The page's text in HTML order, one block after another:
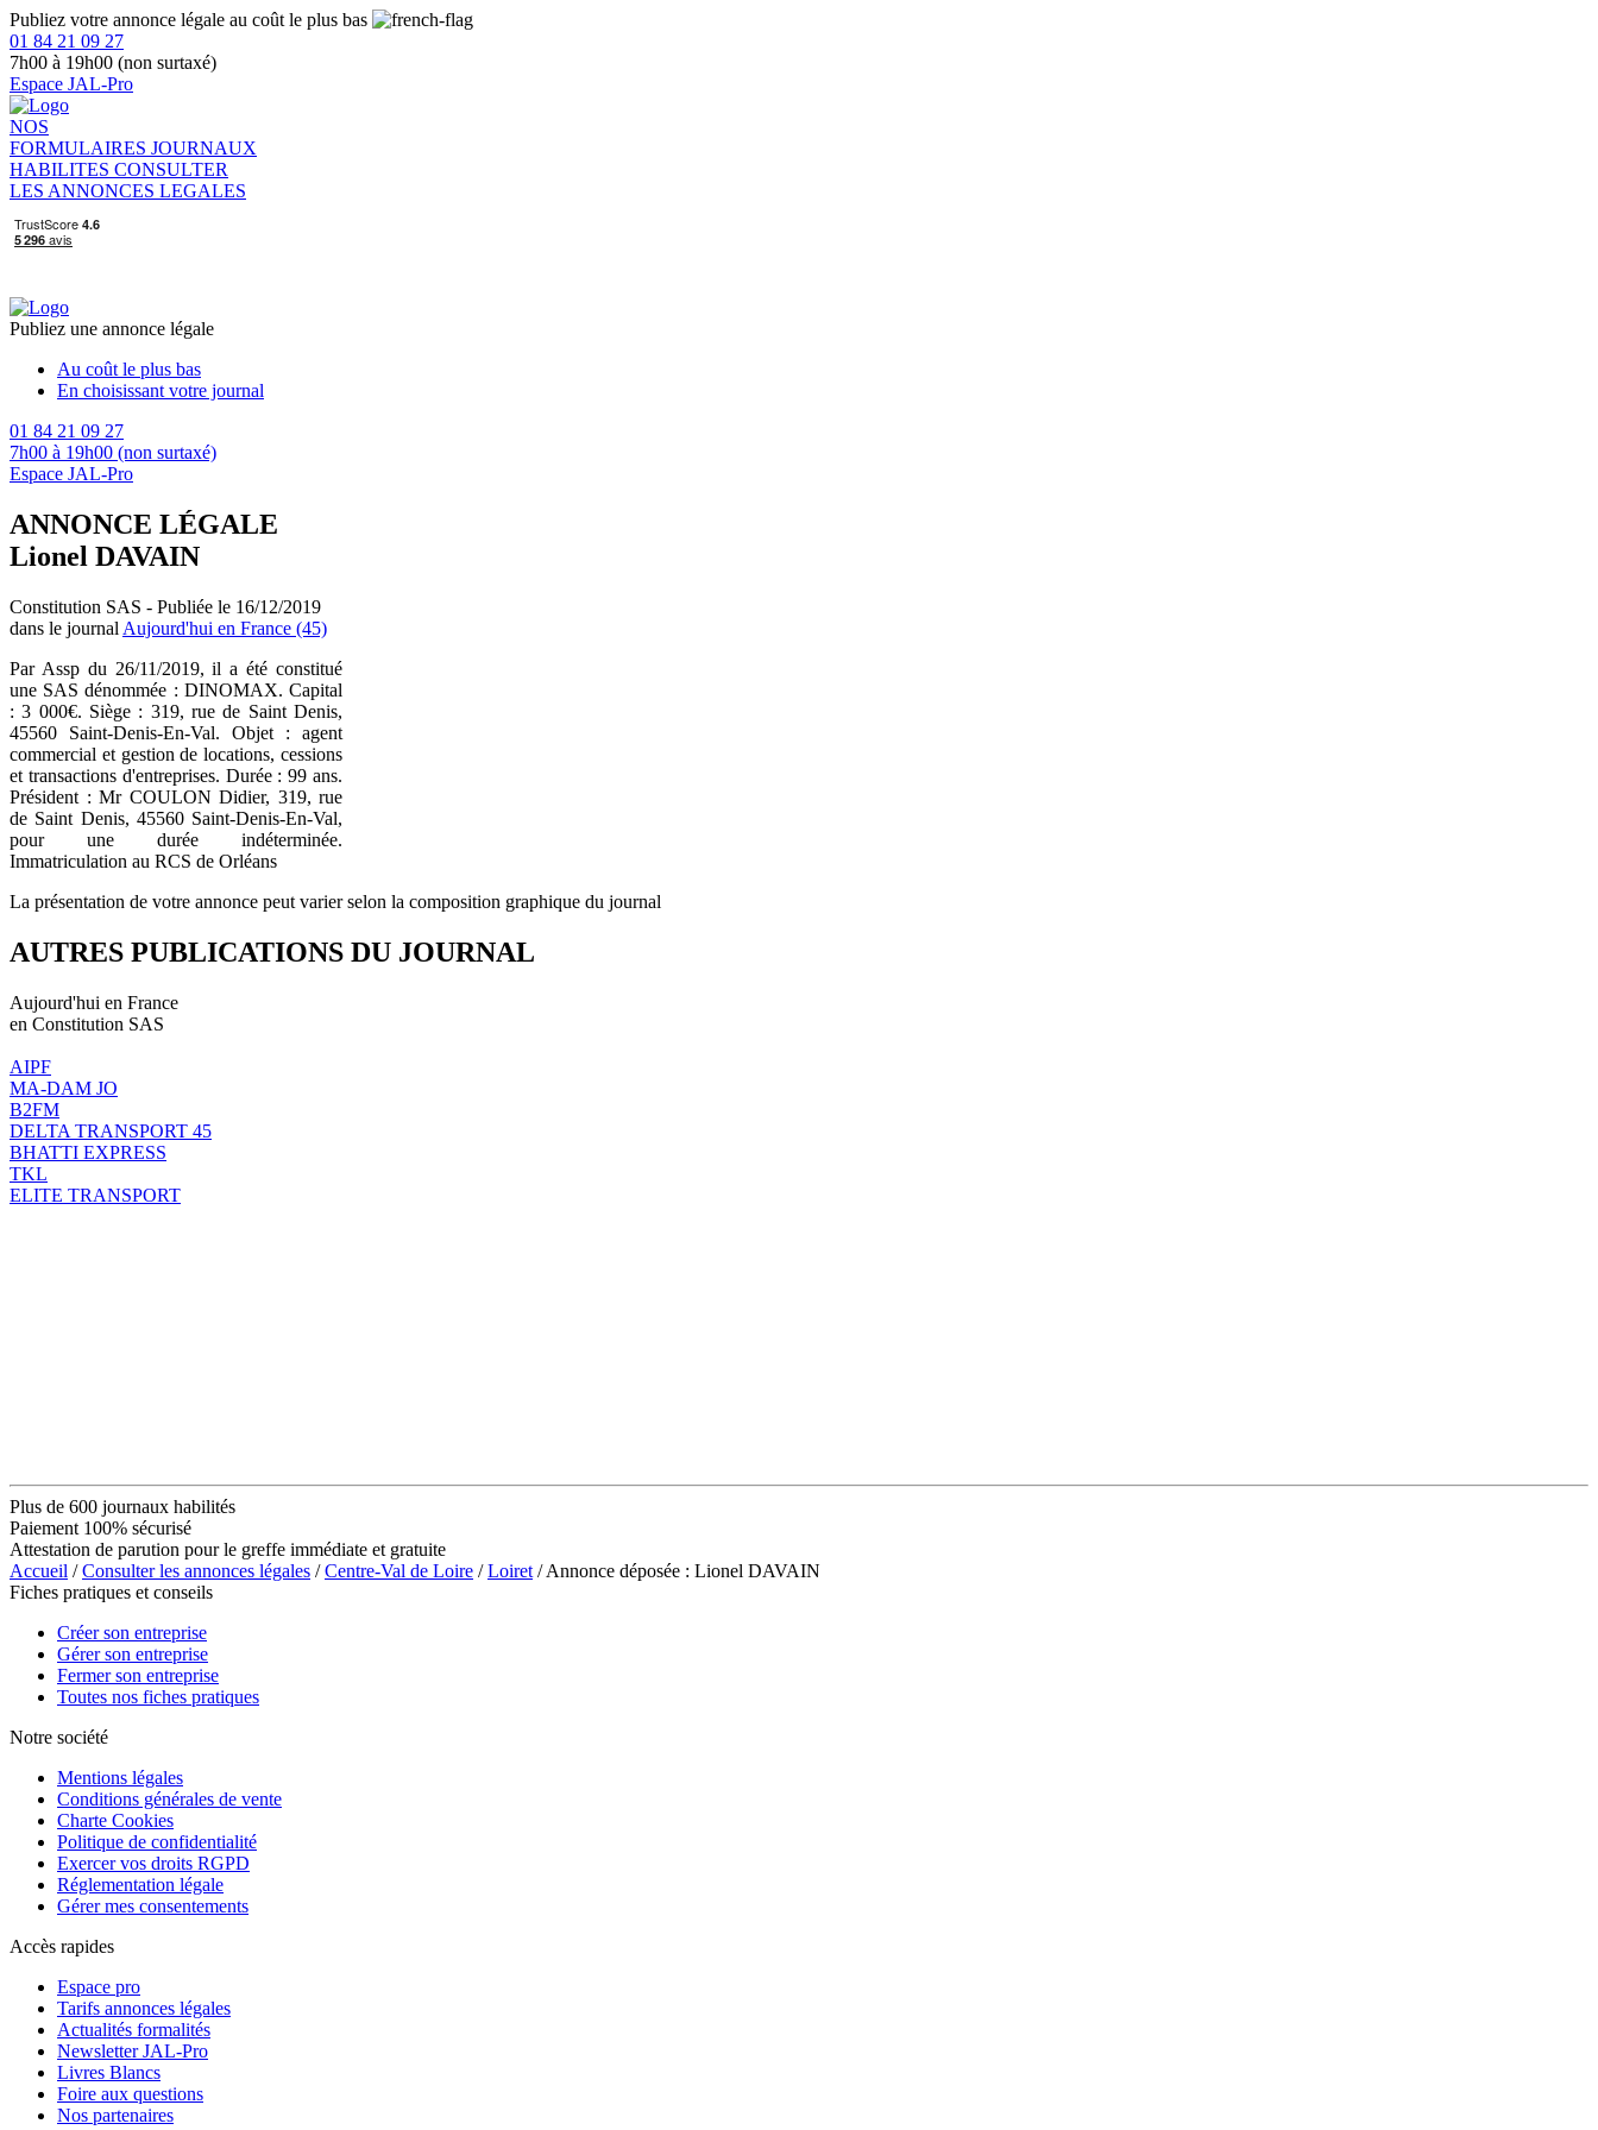
Publiez votre annonce légale au coût le plus bas
01 84 21 09 27
7h00 à 19h00 (non surtaxé)
Espace JAL-Pro
NOS
FORMULAIRES JOURNAUX
HABILITES CONSULTER
LES ANNONCES LEGALES
Publiez une annonce légale
Au coût le plus bas
En choisissant votre journal
01 84 21 09 27
7h00 à 19h00 (non surtaxé)
Espace JAL-Pro
ANNONCE LÉGALE
Lionel DAVAIN
Constitution SAS - Publiée le 16/12/2019
dans le journal Aujourd'hui en France (45)
Par Assp du 26/11/2019, il a été constitué
une SAS dénommée : DINOMAX. Capital
: 3 000€. Siège : 319, rue de Saint Denis,
45560 Saint-Denis-En-Val. Objet : agent
commercial et gestion de locations, cessions
et transactions d'entreprises. Durée : 99 ans.
Président : Mr COULON Didier, 319, rue
de Saint Denis, 45560 Saint-Denis-En-Val,
pour une durée indéterminée.
Immatriculation au RCS de Orléans
La présentation de votre annonce peut varier selon la composition graphique du journal
AUTRES PUBLICATIONS DU JOURNAL
Aujourd'hui en France
en Constitution SAS
AIPF
MA-DAM JO
B2FM
DELTA TRANSPORT 45
BHATTI EXPRESS
TKL
ELITE TRANSPORT
Plus de 600 journaux habilités
Paiement 100% sécurisé
Attestation de parution pour le greffe immédiate et gratuite
Accueil /Consulter les annonces légales /Centre-Val de Loire /Loiret / Annonce déposée : Lionel DAVAIN
Fiches pratiques et conseils
Créer son entreprise
Gérer son entreprise
Fermer son entreprise
Toutes nos fiches pratiques
Notre société
Mentions légales
Conditions générales de vente
Charte Cookies
Politique de confidentialité
Exercer vos droits RGPD
Réglementation légale
Gérer mes consentements
Accès rapides
Espace pro
Tarifs annonces légales
Actualités formalités
Newsletter JAL-Pro
Livres Blancs
Foire aux questions
Nos partenaires